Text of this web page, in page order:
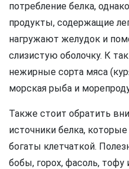
потребление белка,
продукты, содержащие
нагружают желудок и
слизистую оболочку. К
нежирные сорта мяса
морская рыба и
Также стоит обратить
источники белка,
богаты клетчаткой.
бобы, горох, фасоль,